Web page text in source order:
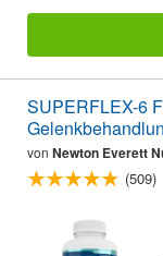
SUPERFLEX-6
von Newton Everett
(509)